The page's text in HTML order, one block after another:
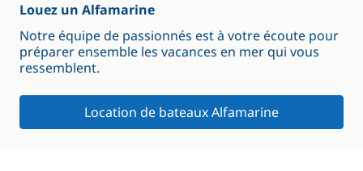
Louez un Alfamarine
Notre équipe de passionnés est à votre écoute pour
préparer ensemble les vacances en mer qui vous
ressemblent.
Location de bateaux Alfamarine